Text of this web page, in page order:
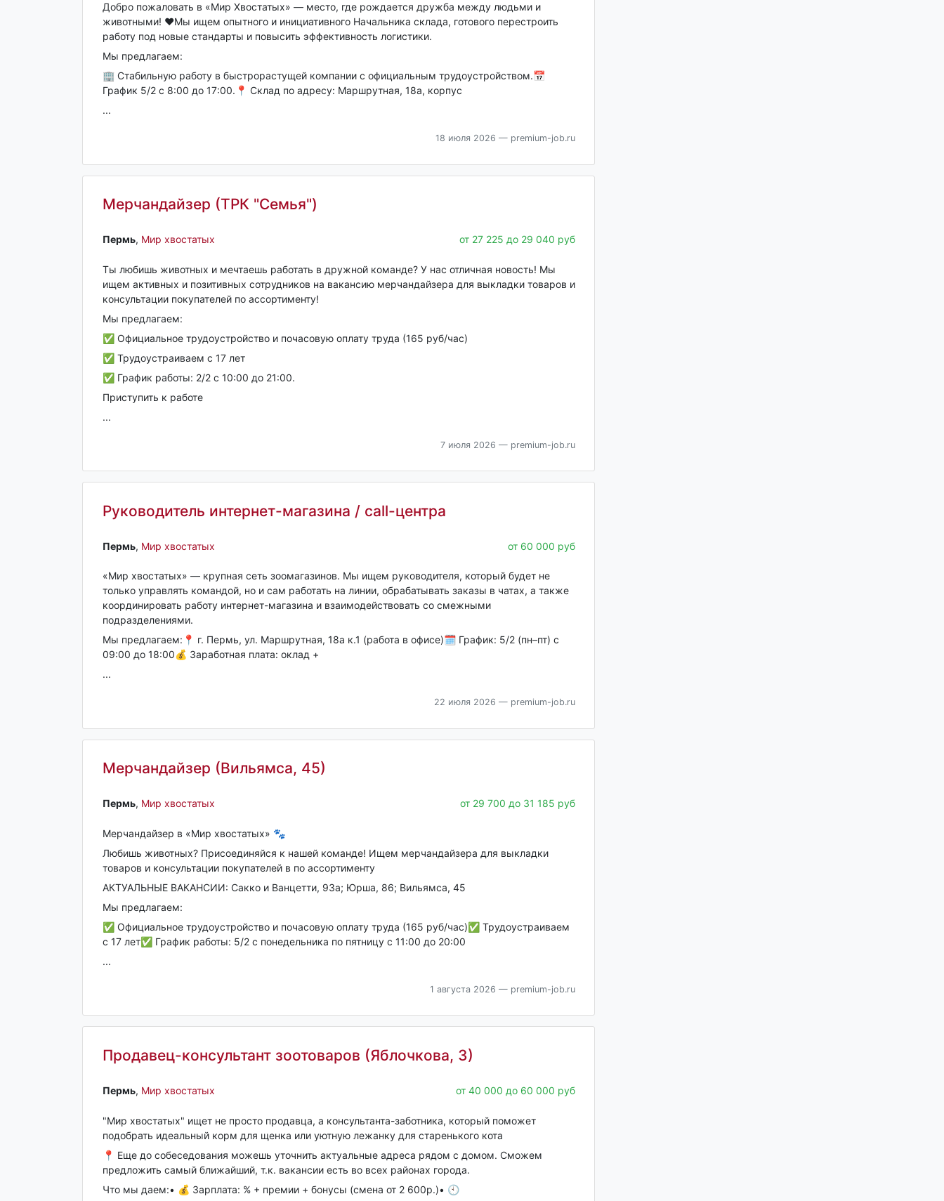
Добро пожаловать в «Мир Хвостатых» — место, где рождается дружба между людьми и
животными! ❤️Мы ищем опытного и инициативного Начальника склада, готового перестроить
работу под новые стандарты и повысить эффективность логистики.
Мы предлагаем:
🏢 Стабильную работу в быстрорастущей компании с официальным трудоустройством.📅
График 5/2 с 8:00 до 17:00.📍 Склад по адресу: Маршрутная, 18а, корпус
...
18 июля 2026 — premium-job.ru
Мерчандайзер (ТРК "Семья")
Пермь‎, Мир хвостатых от 27 225 до 29 040 руб
Ты любишь животных и мечтаешь работать в дружной команде? У нас отличная новость! Мы
ищем активных и позитивных сотрудников на вакансию мерчандайзера для выкладки товаров и
консультации покупателей по ассортименту!
Мы предлагаем:
✅ Официальное трудоустройство и почасовую оплату труда (165 руб/час)
✅ Трудоустраиваем с 17 лет
✅ График работы: 2/2 с 10:00 до 21:00.
Приступить к работе
...
7 июля 2026 — premium-job.ru
Руководитель интернет-магазина / call-центра
Пермь‎, Мир хвостатых от 60 000 руб
«Мир хвостатых» — крупная сеть зоомагазинов. Мы ищем руководителя, который будет не
только управлять командой, но и сам работать на линии, обрабатывать заказы в чатах, а также
координировать работу интернет-магазина и взаимодействовать со смежными
подразделениями.
Мы предлагаем:📍 г. Пермь, ул. Маршрутная, 18а к.1 (работа в офисе)🗓 График: 5/2 (пн–пт) с
09:00 до 18:00💰 Заработная плата: оклад +
...
22 июля 2026 — premium-job.ru
Мерчандайзер (Вильямса, 45)
Пермь‎, Мир хвостатых от 29 700 до 31 185 руб
Мерчандайзер в «Мир хвостатых» 🐾
Любишь животных? Присоединяйся к нашей команде! Ищем мерчандайзера для выкладки
товаров и консультации покупателей в по ассортименту
АКТУАЛЬНЫЕ ВАКАНСИИ: Сакко и Ванцетти, 93а; Юрша, 86; Вильямса, 45
Мы предлагаем:
✅ Официальное трудоустройство и почасовую оплату труда (165 руб/час)✅ Трудоустраиваем
с 17 лет✅ График работы: 5/2 с понедельника по пятницу с 11:00 до 20:00
...
1 августа 2026 — premium-job.ru
Продавец-консультант зоотоваров (Яблочкова, 3)
Пермь‎, Мир хвостатых от 40 000 до 60 000 руб
"Мир хвостатых" ищет не просто продавца, а консультанта-заботника, который поможет
подобрать идеальный корм для щенка или уютную лежанку для старенького кота
📍 Еще до собеседования можешь уточнить актуальные адреса рядом с домом. Сможем
предложить самый ближайший, т.к. вакансии есть во всех районах города.
Что мы даем:• 💰 Зарплата: % + премии + бонусы (смена от 2 600р.)• 🕙